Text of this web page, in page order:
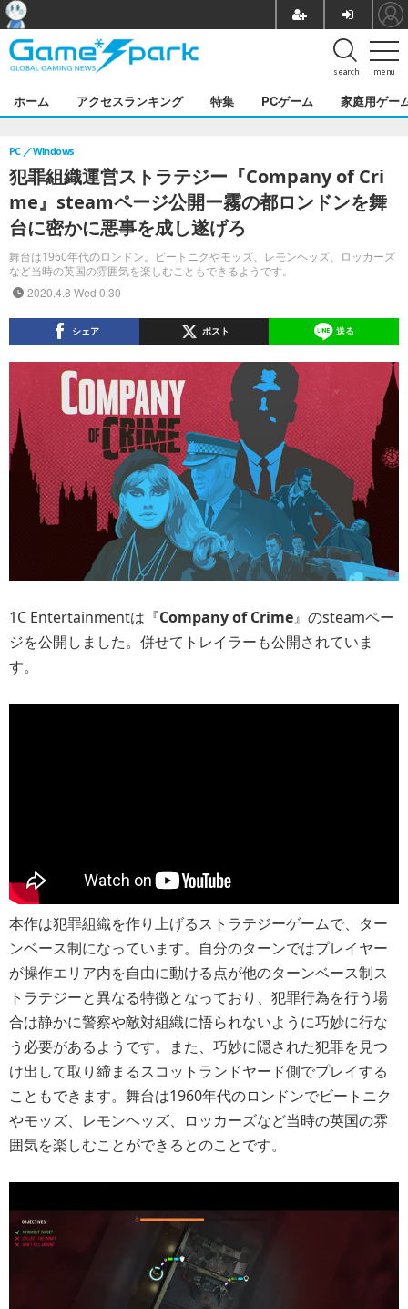
menu
search
ホーム アクセスランキング 特集 PCゲーム 家庭用ゲー
犯罪組織運営ストラテジー『Company of Cri
me』steamページ公開ー霧の都ロンドンを舞
台に密かに悪事を成し遂げろ
舞台は1960年代のロンドン。ビートニクやモッズ、レモンヘッズ、ロッカーズ
など当時の英国の雰囲気を楽しむこともできるようです。
PC Windows
2020.4.8 Wed 0:30
シェア ポスト 送る
1C Entertainmentは『Company of Crime』のsteamペー
ジを公開しました。併せてトレイラーも公開されていま
す。
本作は犯罪組織を作り上げるストラテジーゲームで、ター
ンベース制になっています。自分のターンではプレイヤー
が操作エリア内を自由に動ける点が他のターンベース制ス
トラテジーと異なる特徴となっており、犯罪行為を行う場
合は静かに警察や敵対組織に悟られないように巧妙に行な
う必要があるようです。また、巧妙に隠された犯罪を見つ
け出して取り締まるスコットランドヤード側でプレイする
こともできます。舞台は1960年代のロンドンでビートニク
やモッズ、レモンヘッズ、ロッカーズなど当時の英国の雰
囲気を楽しむことができるとのことです。